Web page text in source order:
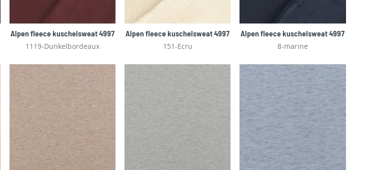
Alpen fleece kuschelsweat 4997
1119-Dunkelbordeaux
Alpen fleece kuschelsweat 4997
151-Ecru
Alpen fleece kuschelsweat 4997
8-marine